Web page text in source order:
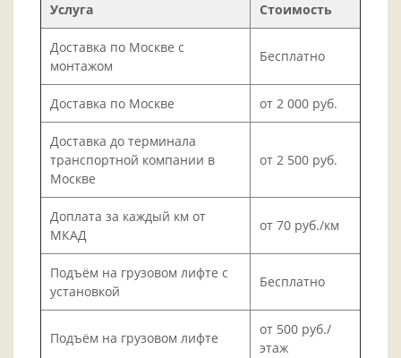
Услуга Стоимость
Доставка по Москве с
монтажом
Бесплатно
Доставка по Москве от 2 000 руб.
Доставка до терминала
транспортной компании в
Москве
от 2 500 руб.
Доплата за каждый км от
МКАД
от 70 руб./км
Подъём на грузовом лифте с
установкой
Бесплатно
Подъём на грузовом лифте
от 500 руб./
этаж